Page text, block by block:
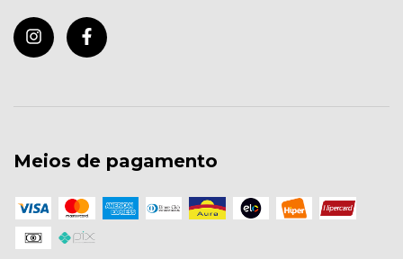
Meios de pagamento